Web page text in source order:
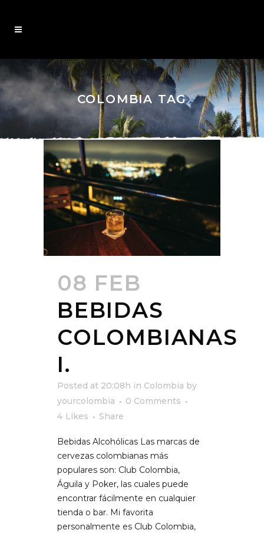
COLOMBIA TAG
08 FEB
BEBIDAS
COLOMBIANAS
I.
Posted at 20:08h in Colombia by
yourcolombia
0 Comments
4 Likes Share
Bebidas Alcohólicas Las marcas de
cervezas colombianas más
populares son: Club Colombia,
Águila y Poker, las cuales puede
encontrar fácilmente en cualquier
tienda o bar. Mi favorita
personalmente es Club Colombia,